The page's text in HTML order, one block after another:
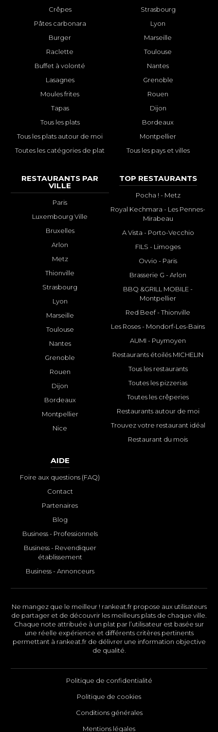
Crêpes
Pâtes carbonara
Burger
Raclette
Buffet à volonté
Lasagnes
Moules frites
Tapas
Tous les plats
Tous les plats autour de moi
Toutes les catégories de plat
Strasbourg
Lyon
Marseille
Toulouse
Nantes
Grenoble
Rouen
Dijon
Bordeaux
Montpellier
Tous les pays et villes
RESTAURANTS PAR
VILLE
Paris
Luxembourg Ville
Bruxelles
Arlon
Metz
Thionville
Strasbourg
Lyon
Marseille
Toulouse
Nantes
Grenoble
Rouen
Dijon
Bordeaux
Montpellier
Nice
TOP RESTAURANTS
Pocha ! - Metz
Royal Kechmara - Les Pennes-
Mirabeau
A Vista - Porto-Vecchio
FILS - Limoges
Ovvio - Paris
Brasserie G - Arlon
BBQ &GRILL MOBILE -
Montpellier
Red Beef - Thionville
Les Roses - Mondorf-Les-Bains
AUMI - Puymoyen
Restaurants étoilés MICHELIN
Tous les restaurants
Toutes les pizzerias
Toutes les crêperies
Restaurants autour de moi
Trouvez votre restaurant idéal
Restaurant du mois
AIDE
Foire aux questions (FAQ)
Contact
Partenaires
Blog
Business - Professionnels
Business - Revendiquer
établissement
Business - Annonceurs
Ne mangez que le meilleur ! rankeat.fr propose aux utilisateurs
de partager et de découvrir les meilleurs plats de chaque ville.
Chaque note attribuée à un plat par l’utilisateur est basée sur
une réelle expérience et différents critères pertinents
permettant à rankeat.fr de délivrer une information objective
de qualité.
Politique de confidentialité
Politique de cookies
Conditions générales
Mentions légales